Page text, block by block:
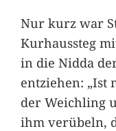
Nur kurz war
Kurhaussteg
in die Nidda
entziehen: „Ist
der Weichling
ihm verübeln,